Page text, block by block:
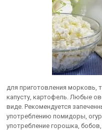
для приготовления морковь,
капусту, картофель. Любые
виде. Рекомендуется
употреблению помидоры,
употребление горошка,